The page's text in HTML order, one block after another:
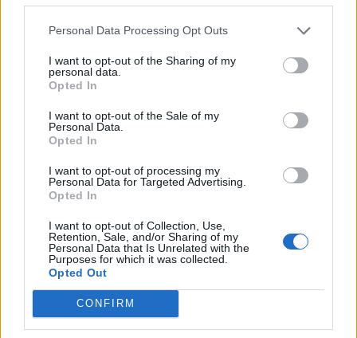
Personal Data Processing Opt Outs
I want to opt-out of the Sharing of my
personal data.
Opted In
I want to opt-out of the Sale of my
Personal Data.
Opted In
I want to opt-out of processing my
Personal Data for Targeted Advertising.
Opted In
I want to opt-out of Collection, Use,
Retention, Sale, and/or Sharing of my
Personal Data that Is Unrelated with the
Purposes for which it was collected.
Opted Out
CONFIRM
des Make-ups?
Das glaube ich nicht. Ich kann mir nicht vorstellen,
dass Frauen deshalb kein Make-up mehr tragen. Make-
feminin, selbstbewusst, sinnlich, modern, chic, rockig und
unabhängig fühlen.
Ganz klar: Frauen lieben Make-up und sind beinahe
süchtig danach. Daran hege ich keine Zweifel.
Yves Saint Laurent,
VERWANDTE ARTIKEL